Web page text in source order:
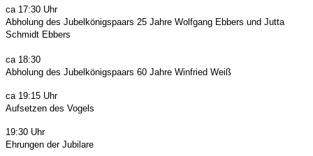
ca 17:30 Uhr
Abholung des Jubelkönigspaars 25 Jahre Wolfgang Ebbers und Jutta
Schmidt Ebbers
ca 18:30
Abholung des Jubelkönigspaars 60 Jahre Winfried Weiß
ca 19:15 Uhr
Aufsetzen des Vogels
19:30 Uhr
Ehrungen der Jubilare